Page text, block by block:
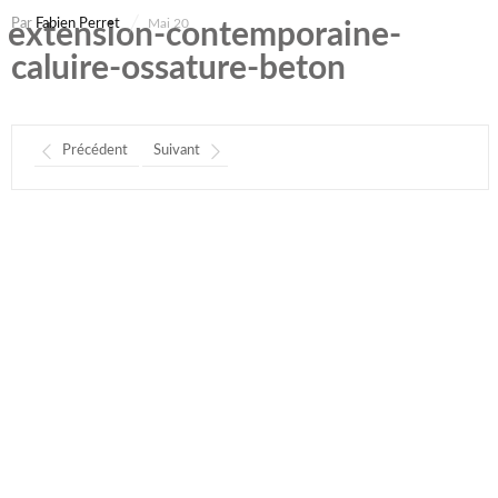
extension-contemporaine-
caluire-ossature-beton
Par Fabien Perret Mai 20
Précédent Suivant